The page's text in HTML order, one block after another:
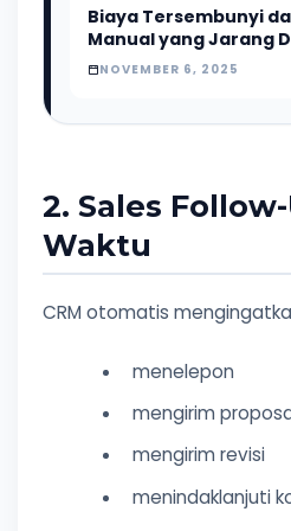
Biaya Tersembunyi
Manual yang Jarang
NOVEMBER 6, 2025
2. Sales
Waktu
CRM otomatis
menelepon
mengirim
mengirim revisi
menindaklanjuti